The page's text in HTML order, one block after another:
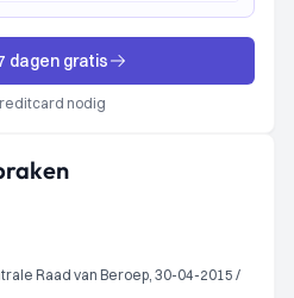
dagen gratis
nodig
Raad van Beroep, 30-04-2015 /